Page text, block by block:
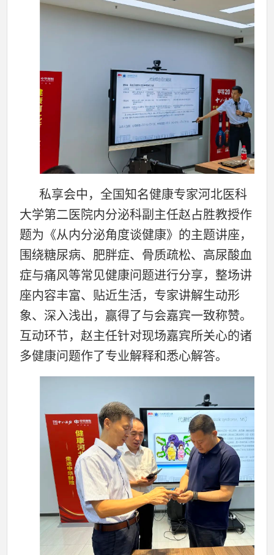
私享会中，全国知名健康专家河北医科
大学第二医院内分泌科副主任赵占胜教授作
题为《从内分泌角度谈健康》的主题讲座，
围绕糖尿病、肥胖症、骨质疏松、高尿酸血
症与痛风等常见健康问题进行分享，整场讲
座内容丰富、贴近生活，专家讲解生动形
象、深入浅出，赢得了与会嘉宾一致称赞。
互动环节，赵主任针对现场嘉宾所关心的诸
多健康问题作了专业解释和悉心解答。